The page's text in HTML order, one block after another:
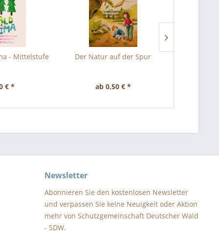
- Mittelstufe
€ *
Der Natur auf der Spur
ab 0,50 € *
Newsletter
Abonnieren Sie den kostenlosen Newsletter
und verpassen Sie keine Neuigkeit oder Aktion
mehr von Schutzgemeinschaft Deutscher Wald
- SDW.